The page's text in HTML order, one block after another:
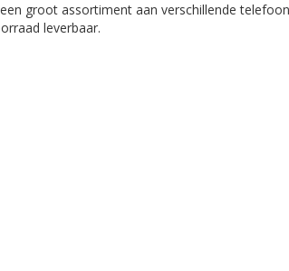
groot assortiment aan verschillende
leverbaar.